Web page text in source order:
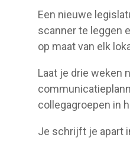
Een nieuwe
scanner te leggen
op maat van elk
Laat je drie weken
collegagroepen in
Je schrijft je apart